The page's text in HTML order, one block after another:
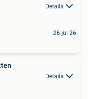
Details
26 jul 26
Details